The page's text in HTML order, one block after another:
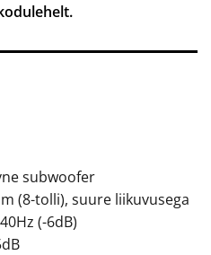
subwoofer
(8-tolli), suure liikuvusega
(-6dB)